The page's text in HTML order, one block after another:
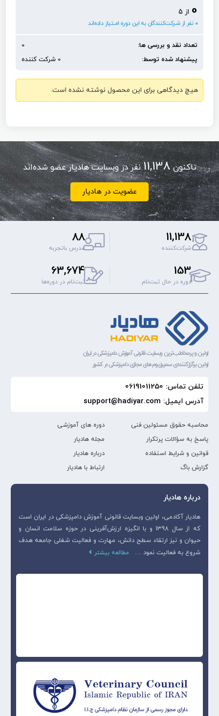
0 از 5
0 نفر از شـرکت‌کنندگان به این دوره امـتیاز داده‌اند
تعداد نقد و بررسی ها:
0
پیشنهاد شده توسط:
0 شرکت کننده
هیچ دیدگاهی برای این محصول نوشته نشده است.
تاکنون11,138نفر در وبسایت هادیار عضو شده‌اند
عضویت در هادیار
11,138
شرکت‌کننده
88
مدرس باتجربه
153
دوره‌ در حال ثبت‌نام
63,674
ثبت‌نام‌ در دوره‌ها
دوره های آموزشی
مجله هادیار
درباره هادیار
ارتباط با هادیار
محاسبه حقوق مسئولین فنی
پاسخ به سؤالات پرتکرار
قوانین و شرایط استفاده
گزارش باگ
اولین و پرمخاطب‌ترین وبسایت قانونی آموزش دامپزشکی در ایران
اولین برگزارکننده‌ی سمپوزیوم های مجازی دامپزشکی در کشور
تلفن تماس: 06191011250
آدرس ایمیل: support@hadiyar.com
درباره هادیار
هادیار آکادمی، اولین وبسایت قانونی آموزش دامپزشکی در ایران است
که از سال 1398 و با انگیزه ارزش‌آفرینی در حوزه سلامت انسان و
حیوان و نیز ارتقاء سطح دانش، مهارت و فعالیت شغلی جامعه هدف
شروع به فعالیت نمود …
مطالعه بیشتر